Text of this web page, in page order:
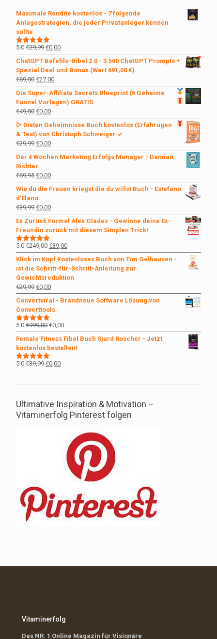
Maximale Rendite kostenlos - 7 folgende
Anlagestrategien, die jeder Privatanleger kennen
sollte
Bewertet
mit5.00
von 5
5.0 €29,99 Ursprünglicher
Preis
war:
€29,99
€0,00Aktueller
Preis
ist:
€0,00.
ChatGPT Befehls-Bibel 2.0 - 3.500 ChatGPT Prompts +
Spezial Deal und Bonus (Wert 691,00 €)
€69,00 Ursprünglicher
Preis
war:
€69,00
€27,00Aktueller
Preis
ist:
€27,00.
Die Super-Affiliate Secrets Blueprint (5 Geheime
Funnel Vorlagen) GRATIS
€49,00 Ursprünglicher
Preis
war:
€49,00
€0,00Aktueller
Preis
ist:
€0,00.
▷ Diäten Geheimnisse Buch kostenlos (Erfahrugen
& Test) von Christoph Schweiger ✓
€29,99 Ursprünglicher
Preis
war:
€29,99
€0,00Aktueller
Preis
ist:
Der 4 Wochen Marketing Erfolgs Manager - Damian
Richter
€69,95 Ursprünglicher
Preis
war:
€69,95
€0,00Aktueller
Preis
ist:
Wie du die Frauen kriegst die du willst Buch - Estefano
d'Elano
€39,99 Ursprünglicher
Preis
war:
€39,99
€0,00Aktueller
Preis
ist:
€0,00.
Ex Zurück Formel Alex Glades - Gewinne deine Ex-
Freundin zurück mit diesem Simplen Trick!
Bewertet
mit5.00
von 5
5.0 €249,00 Ursprünglicher
Preis
war:
€249,00
€39,00Aktueller
Preis
ist:
€39,00.
Klick im Kopf Kostenloses Buch von Tim Gelhausen -
ist die Schritt-für-Schritt-Anleitung zur
Gewichtsreduktion
€29,99 Ursprünglicher
Preis
war:
€29,99
€0,00Aktueller
Preis
ist:
€0,00.
Convertviral - Brandneue Software Lösung von
Converttools
Bewertet
mit5.00
von 5
5.0 €999,00 Ursprünglicher
Preis
war:
€999,00
€0,00Aktueller
Preis
ist:
€0,00.
Female Fitness Fibel Buch Sjard Roscher - Jetzt
kostenlos bestellen!
Bewertet
5.0 €39,99 Ursprünglicher
€0,00Aktueller
Ultimative Inspiration & Motivation –
Vitaminerfolg Pinterest folgen
Vitaminerfolg
Das NR. 1 Online Magazin für Visionäre